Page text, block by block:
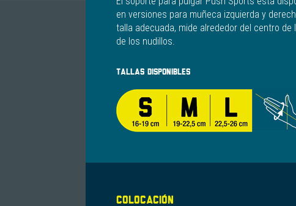
en versiones para muñeca izquierda y
talla adecuada, mide alrededor del centro de
de los nudillos.
TALLAS DISPONIBLES
COLOCACIÓN